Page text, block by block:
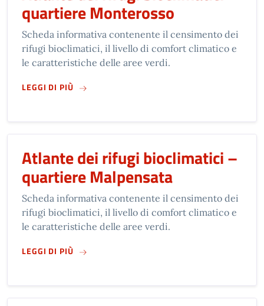
quartiere Monterosso
Scheda informativa contenente il censimento dei
rifugi bioclimatici, il livello di comfort climatico e
le caratteristiche delle aree verdi.
LEGGI DI PIÙSUATLANTE DEI RIFUGI BIOCLIMATICI –
Atlante dei rifugi bioclimatici –
quartiere Malpensata
Scheda informativa contenente il censimento dei
rifugi bioclimatici, il livello di comfort climatico e
le caratteristiche delle aree verdi.
LEGGI DI PIÙSUATLANTE DEI RIFUGI BIOCLIMATICI –